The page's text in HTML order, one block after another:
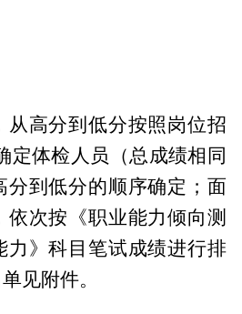
从高分到低分按照岗位招
定体检人员（总成绩相同
分到低分的顺序确定；面
次按《职业能力倾向测
力》科目笔试成绩进行排
见附件。